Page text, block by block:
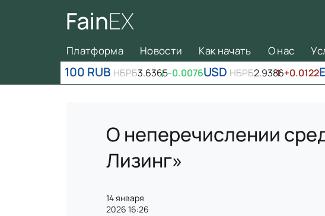
Платформа Новости Как начать О нас
100 RUB НБРБ3.6365
↓ -0.0076USD НБРБ2.9386
↑ +0.0122
О неперечислении
Лизинг»
14 января
2026 16:26